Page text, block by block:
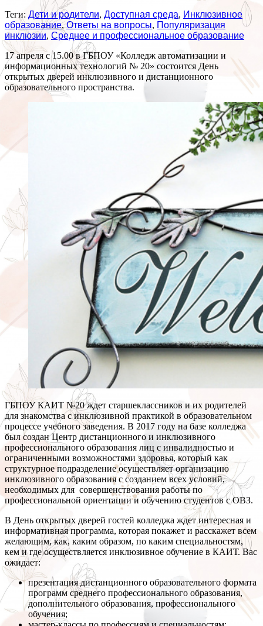
Теги: Дети и родители, Доступная среда, Инклюзивное
образование,Ответы на вопросы, Популяризация
инклюзии, Среднее и профессиональное образование
17 апреля с 15.00 в ГБПОУ «Колледж автоматизации и
информационных технологий № 20» состоится День
открытых дверей инклюзивного и дистанционного
образовательного пространства.
ГБПОУ КАИТ №20 ждет старшеклассников и их родителей
для знакомства с инклюзивной практикой в образовательном
процессе учебного заведения. В 2017 году на базе колледжа
был создан Центр дистанционного и инклюзивного
профессионального образования лиц с инвалидностью и
ограниченными возможностями здоровья, который как
структурное подразделение осуществляет организацию
инклюзивного образования с созданием всех условий,
необходимых для совершенствования работы по
профессиональной ориентации и обучению студентов с ОВЗ.
В День открытых дверей гостей колледжа ждет интересная и
информативная программа, которая покажет и расскажет всем
желающим, как, каким образом, по каким специальностям,
кем и где осуществляется инклюзивное обучение в КАИТ. Вас
ожидает:
презентация дистанционного образовательного формата
программ среднего профессионального образования,
дополнительного образования, профессионального
обучения;